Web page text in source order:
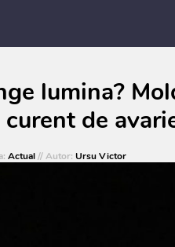
lumina?
de
Actual// Autor: Ursu Victor